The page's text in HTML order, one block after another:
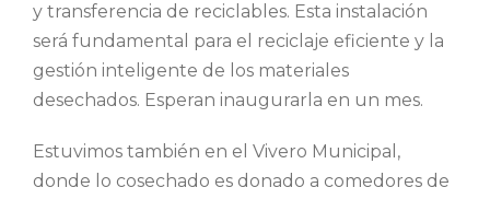
y transferencia de reciclables. Esta instalación
será fundamental para el reciclaje eficiente y la
gestión inteligente de los materiales
desechados. Esperan inaugurarla en un mes.
Estuvimos también en el Vivero Municipal,
donde lo cosechado es donado a comedores de